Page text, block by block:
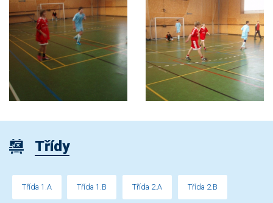
Třídy
Třída 1.A Třída 1.B Třída 2.A Třída 2.B